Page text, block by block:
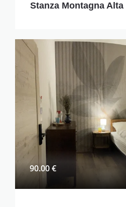
Stanza Montagna Alta
90.00 €